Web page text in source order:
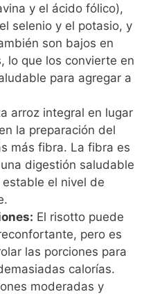
y el ácido fólico),
selenio y el potasio, y
son bajos en
lo que los convierte en
para agregar a
arroz integral en lugar
la preparación del
más fibra. La fibra es
digestión saludable
el nivel de
El risotto puede
pero es
las porciones para
calorías.
moderadas y